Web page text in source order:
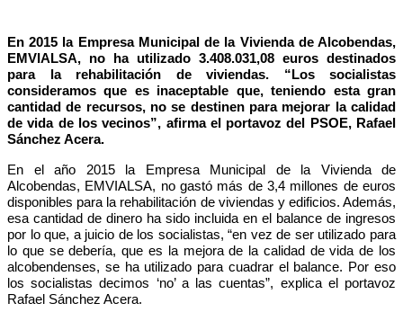
En 2015 la Empresa Municipal de la Vivienda de Alcobendas,
EMVIALSA, no ha utilizado 3.408.031,08 euros destinados
para la rehabilitación de viviendas. “Los socialistas
consideramos que es inaceptable que, teniendo esta gran
cantidad de recursos, no se destinen para mejorar la calidad
de vida de los vecinos”, afirma el portavoz del PSOE, Rafael
Sánchez Acera.
En el año 2015 la Empresa Municipal de la Vivienda de
Alcobendas, EMVIALSA, no gastó más de 3,4 millones de euros
disponibles para la rehabilitación de viviendas y edificios. Además,
esa cantidad de dinero ha sido incluida en el balance de ingresos
por lo que, a juicio de los socialistas, “en vez de ser utilizado para
lo que se debería, que es la mejora de la calidad de vida de los
alcobendenses, se ha utilizado para cuadrar el balance. Por eso
los socialistas decimos ‘no’ a las cuentas”, explica el portavoz
Rafael Sánchez Acera.